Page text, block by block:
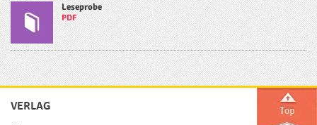
Leseprobe
PDF
VERLAG